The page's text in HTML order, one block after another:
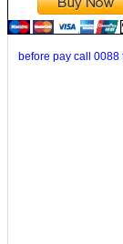
before pay call 0088